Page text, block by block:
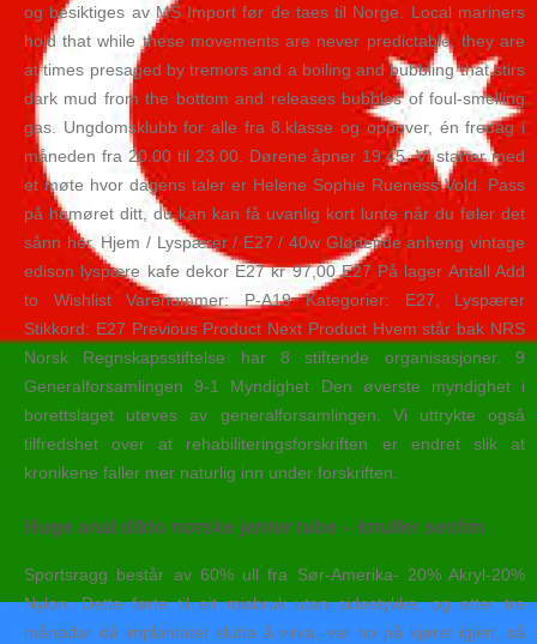
og besiktiges av MS Import før de taes til Norge. Local mariners
hold that while these movements are never predictable, they are
at times presaged by tremors and a boiling and bubbling that stirs
dark mud from the bottom and releases bubbles of foul-smelling
gas. Ungdomsklubb for alle fra 8.klasse og oppover, én fredag i
måneden fra 20.00 til 23.00. Dørene åpner 19.45. Vi starter med
et møte hvor dagens taler er Helene Sophie Rueness Vold. Pass
på humøret ditt, du kan kan få uvanlig kort lunte når du føler det
sånn her. Hjem / Lyspærer / E27 / 40w Glødende anheng vintage
edison lyspære kafe dekor E27 kr 97,00 E27 På lager Antall Add
to Wishlist Varenummer: P-A19 Kategorier: E27, Lyspærer
Stikkord: E27 Previous Product Next Product Hvem står bak NRS
Norsk Regnskapsstiftelse har 8 stiftende organisasjoner. 9
Generalforsamlingen 9-1 Myndighet Den øverste myndighet i
borettslaget utøves av generalforsamlingen. Vi uttrykte også
tilfredshet over at rehabiliteringsforskriften er endret slik at
kronikene faller mer naturlig inn under forskriften.
Huge anal dildo norske jenter tube – knuller sexfim
Sportsragg består av 60% ull fra Sør-Amerika- 20% Akryl-20%
Nylon. Dette førte til eit misbruk utan sidestykke, og etter tre
månadar då implantatet slutta å virka, var ho på kjøret igjen, så